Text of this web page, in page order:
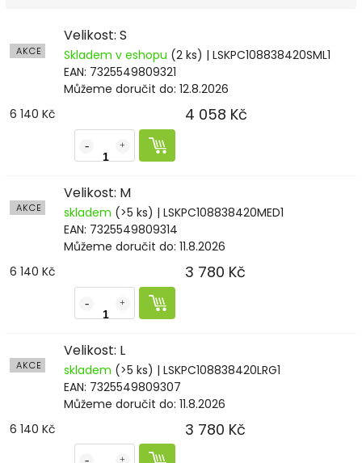
AKCE
Velikost: S
Skladem v eshopu (2 ks) | LSKPC108838420SML1
EAN: 7325549809321
Můžeme doručit do: 12.8.2026
6 140 Kč
4 058 Kč
AKCE
Velikost: M
skladem (>5 ks) | LSKPC108838420MED1
EAN: 7325549809314
Můžeme doručit do: 11.8.2026
6 140 Kč
3 780 Kč
AKCE
Velikost: L
skladem (>5 ks) | LSKPC108838420LRG1
EAN: 7325549809307
Můžeme doručit do: 11.8.2026
6 140 Kč
3 780 Kč